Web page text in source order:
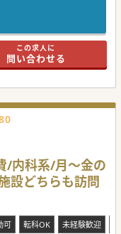
この求人に
問い合わせる
/内科系/月～金の
設どちらも訪問
可 転科OK 未経験歓迎